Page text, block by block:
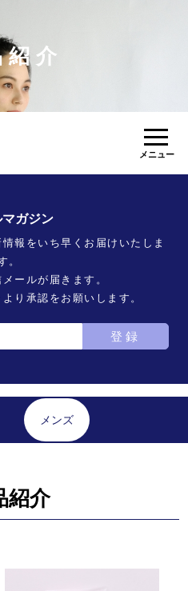
紹介
メニュー
マガジン
報をいち早くお届けいたしま
。
ールが届きます。
り承認をお願いします。
登録
メンズ
紹介